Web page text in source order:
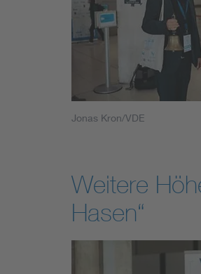
Jonas Kron/VDE
Weitere
Hasen“